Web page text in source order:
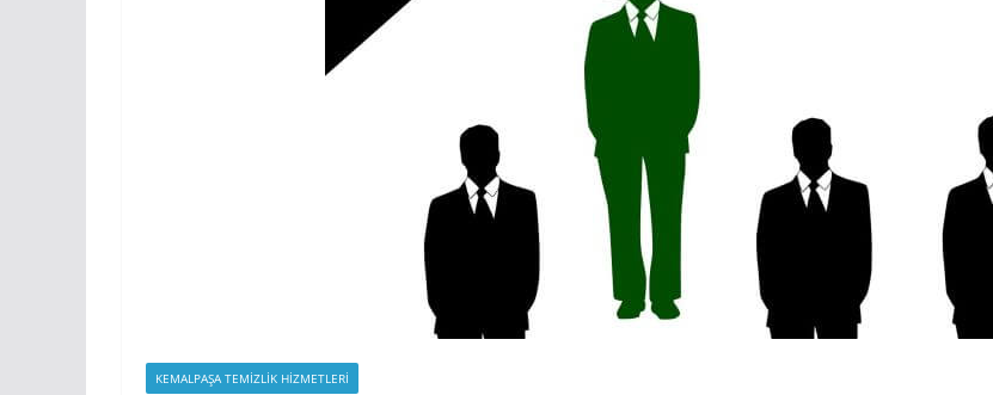
KEMALPAŞA TEMIZLIK HIZMETLERI